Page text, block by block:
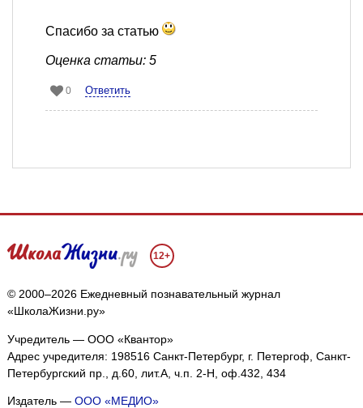
Спасибо за статью
Оценка статьи: 5
0 Ответить
12+
© 2000–2026 Ежедневный познавательный журнал
«ШколаЖизни.ру»
Учредитель — ООО «Квантор»
Адрес учредителя: 198516 Санкт-Петербург, г. Петергоф, Санкт-
Петербургский пр., д.60, лит.А, ч.п. 2-Н, оф.432, 434
Издатель — ООО «МЕДИО»